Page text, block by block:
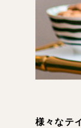
様々なテ